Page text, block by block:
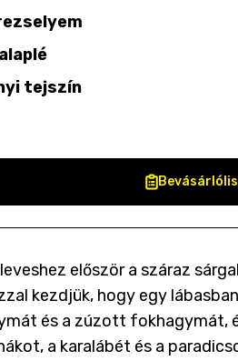
tejszín
először a száraz
kezdjük, hogy egy
és a zúzott fokhagymát,
a karalábét és a